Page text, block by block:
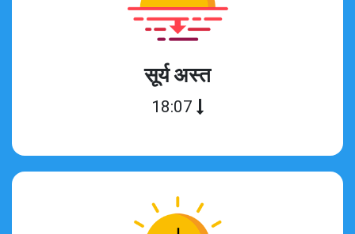
सूर्य अस्त
18:07